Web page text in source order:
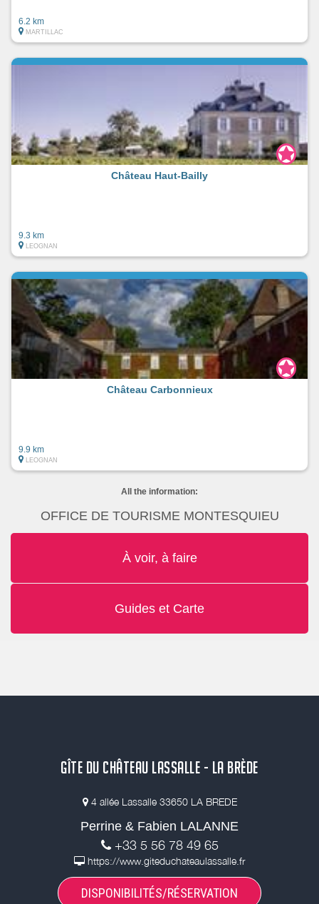
6.2 km
MARTILLAC
Château Haut-Bailly
9.3 km
LEOGNAN
Château Carbonnieux
9.9 km
LEOGNAN
All the information:
OFFICE DE TOURISME MONTESQUIEU
À voir, à faire
Guides et Carte
GÎTE DU CHÂTEAU LASSALLE - LA BRÈDE
4 allée Lassalle 33650 LA BREDE
Perrine & Fabien LALANNE
+33 5 56 78 49 65
https://www.giteduchateaulassalle.fr
DISPONIBILITÉS/RÉSERVATION